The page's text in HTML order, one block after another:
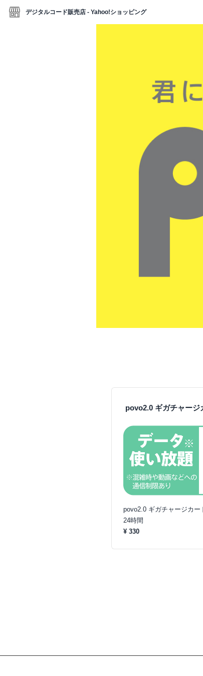
デジタルコード販売店 - Yahoo!ショッピング
povo2.0 ギガチャージ
povo2.0 ギガチャージカー
24時間
¥ 330